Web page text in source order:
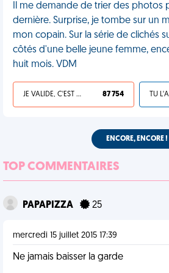
Il me demande de trier des photos
dernière. Surprise, je tombe sur un
mon copain. Sur la série de clichés
côtés d'une belle jeune femme,
huit mois. VDM
JE VALIDE, C'EST UNE VDM 87 754
ENCORE, ENCORE !
TOP COMMENTAIRES
PAPAPIZZA 25
mercredi 15 juillet 2015 17:39
Ne jamais baisser la garde